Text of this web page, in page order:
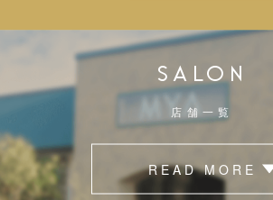
SALON
店舗一覧
READ MORE